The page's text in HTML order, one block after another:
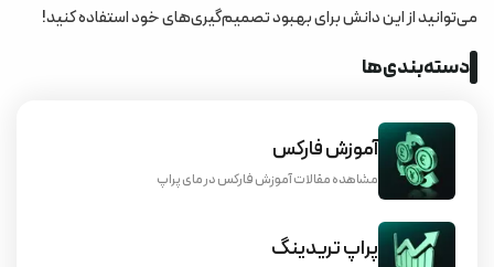
می‌توانید از این دانش برای بهبود تصمیم‌گیری‌های خود استفاده کنید!
دسته‌بندی‌ها
آموزش فارکس
مشاهده مقالات آموزش فارکس در مای پراپ
پراپ تریدینگ